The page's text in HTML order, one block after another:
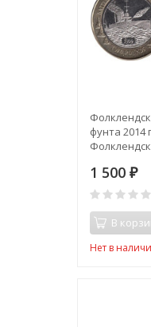
фунта 2014
1 500 ₽
В
Нет в